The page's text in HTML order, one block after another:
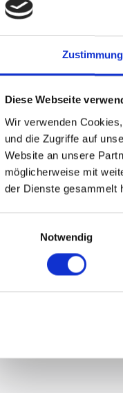
Zustimmung
Diese Webseite
Wir verwenden
und die Zugriffe auf
Website an unsere
möglicherweise mit
der Dienste gesammelt
Notwendig